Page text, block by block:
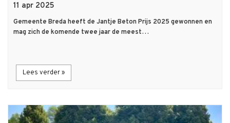
11 apr 2025
Gemeente Breda heeft de Jantje Beton Prijs 2025 gewonnen en
mag zich de komende twee jaar de meest…
Lees verder »